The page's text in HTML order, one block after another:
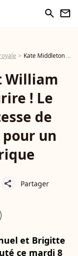
search newsletter
Kate Middleton et William retrouvent le sourire ! Le prince et la princesse de Galles côte à côte pour un moment historique
William
! Le
de
pour un
share Partager
et Brigitte
ce mardi 8